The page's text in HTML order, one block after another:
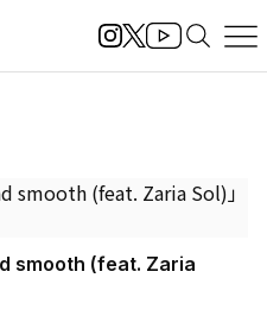
smooth (feat. Zaria